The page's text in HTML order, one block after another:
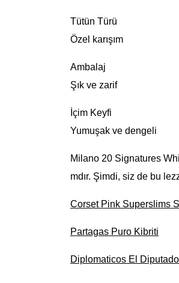
Tütün Türü
Özel karışım
Ambalaj
Şık ve zarif
İçim Keyfi
Yumuşak ve dengeli
Milano 20 Signatures
mdır. Şimdi, siz de bu
Corset Pink Superslims
Partagas Puro Kibriti
Diplomaticos El